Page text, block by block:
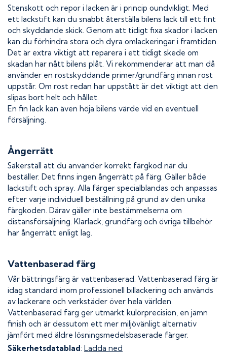
Stenskott och repor i lacken är i princip oundvikligt. Med
ett lackstift kan du snabbt återställa bilens lack till ett fint
och skyddande skick. Genom att tidigt fixa skador i lacken
kan du förhindra stora och dyra omlackeringar i framtiden.
Det är extra viktigt att reparera i ett tidigt skede om
skadan har nått bilens plåt. Vi rekommenderar att man då
använder en rostskyddande primer/grundfärg innan rost
uppstår. Om rost redan har uppstått är det viktigt att den
slipas bort helt och hållet.
En fin lack kan även höja bilens värde vid en eventuell
försäljning.
Ångerrätt
Säkerställ att du använder korrekt färgkod när du
beställer. Det finns ingen ångerrätt på färg. Gäller både
lackstift och spray. Alla färger specialblandas och anpassas
efter varje individuell beställning på grund av den unika
färgkoden. Därav gäller inte bestämmelserna om
distansförsäljning. Klarlack, grundfärg och övriga tillbehör
har ångerrätt enligt lag.
Vattenbaserad färg
Vår bättringsfärg är vattenbaserad. Vattenbaserad färg är
idag standard inom professionell billackering och används
av lackerare och verkstäder över hela världen.
Vattenbaserad färg ger utmärkt kulörprecision, en jämn
finish och är dessutom ett mer miljövänligt alternativ
jämfört med äldre lösningsmedelsbaserade färger.
Säkerhetsdatablad: Ladda ned